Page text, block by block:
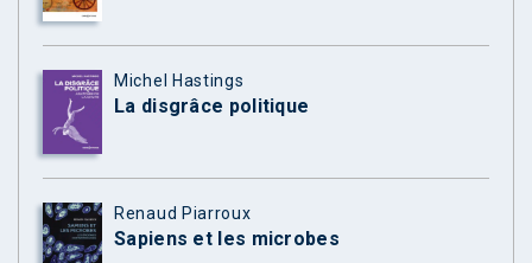
Michel Hastings
La disgrâce politique
Renaud Piarroux
Sapiens et les microbes